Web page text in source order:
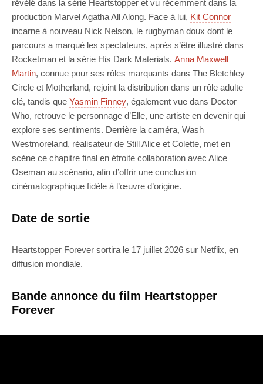
révélé dans la série Heartstopper et vu récemment dans la
production Marvel Agatha All Along. Face à lui, Kit Connor
incarne à nouveau Nick Nelson, le rugbyman doux dont le
parcours a marqué les spectateurs, après s’être illustré dans
Rocketman et la série His Dark Materials. Anna Maxwell
Martin, connue pour ses rôles marquants dans The Bletchley
Circle et Motherland, rejoint la distribution dans un rôle adulte
clé, tandis que Yasmin Finney, également vue dans Doctor
Who, retrouve le personnage d’Elle, une artiste en devenir qui
explore ses sentiments. Derrière la caméra, Wash
Westmoreland, réalisateur de Still Alice et Colette, met en
scène ce chapitre final en étroite collaboration avec Alice
Oseman au scénario, afin d’offrir une conclusion
cinématographique fidèle à l’œuvre d’origine.
Date de sortie
Heartstopper Forever sortira le 17 juillet 2026 sur Netflix, en
diffusion mondiale.
Bande annonce du film Heartstopper
Forever